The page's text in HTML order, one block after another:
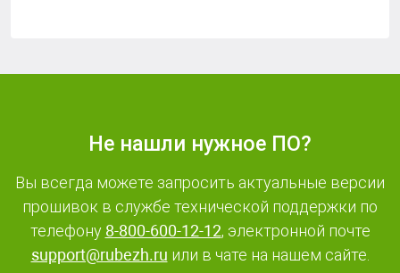
Не нашли нужное ПО?
Вы всегда можете запросить актуальные версии
прошивок в службе технической поддержки по
телефону 8-800-600-12-12, электронной почте
support@rubezh.ru или в чате на нашем сайте.